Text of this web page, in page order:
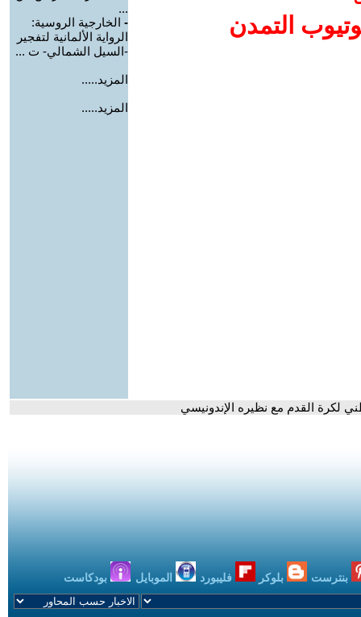
التمدن
...
- الخارجية الروسية:
الرواية الألمانية لتفجير
-السيل الشمالي- ت ...
المزيد.....
المزيد.....
لكرة القدم مع نظيره الإندونيسي
بنترست بلوكر فليبورد الموبايل بودكاست